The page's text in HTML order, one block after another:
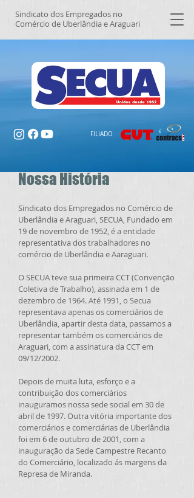
FILIADO
Sindicato dos Empregados no
Comércio de Uberlândia e Araguari
Nossa História
Sindicato dos Empregados no Comércio de
Uberlândia e Araguari, SECUA, Fundado em
19 de novembro de 1952, é a entidade
representativa dos trabalhadores no
comércio de Uberlândia e Aaraguari.
O SECUA teve sua primeira CCT (Convenção
Coletiva de Trabalho), assinada em 1 de
dezembro de 1964. Até 1991, o Secua
representava apenas os comerciários de
Uberlândia, apartir desta data, passamos a
representar também os comerciários de
Araguari, com a assinatura da CCT em
09/12/2002.
Depois de muita luta, esforço e a
contribuição dos comerciários
inauguramos nossa sede social em 30 de
abril de 1997. Outra vitória importante dos
comerciários e comerciárias de Uberlândia
foi em 6 de outubro de 2001, com a
inauguração da Sede Campestre Recanto
do Comerciário, localizado ás margens da
Represa de Miranda.